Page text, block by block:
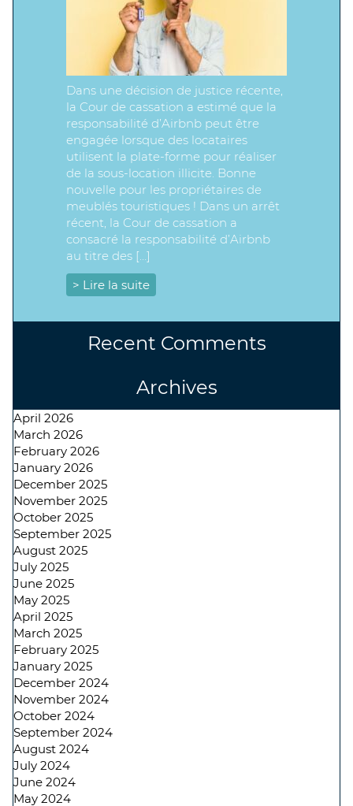
Dans une décision de justice récente,
la Cour de cassation a estimé que la
responsabilité d’Airbnb peut être
engagée lorsque des locataires
utilisent la plate-forme pour réaliser
de la sous-location illicite. Bonne
nouvelle pour les propriétaires de
meublés touristiques ! Dans un arrêt
récent, la Cour de cassation a
consacré la responsabilité d’Airbnb
au titre des […]
> Lire la suite
Recent Comments
Archives
April 2026
March 2026
February 2026
January 2026
December 2025
November 2025
October 2025
September 2025
August 2025
July 2025
June 2025
May 2025
April 2025
March 2025
February 2025
January 2025
December 2024
November 2024
October 2024
September 2024
August 2024
July 2024
June 2024
May 2024